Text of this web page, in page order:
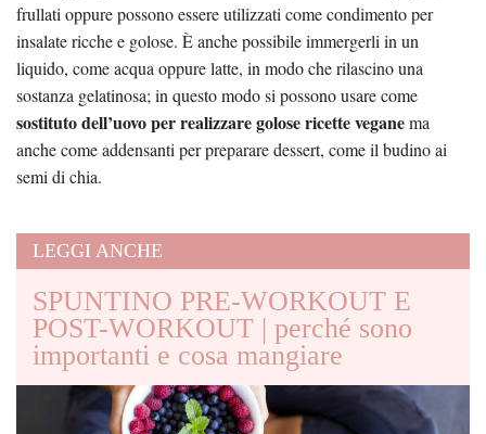
frullati oppure possono essere utilizzati come condimento per
insalate ricche e golose. È anche possibile immergerli in un
liquido, come acqua oppure latte, in modo che rilascino una
sostanza gelatinosa; in questo modo si possono usare come
sostituto dell’uovo per realizzare golose ricette veganema
anche come addensanti per preparare dessert, come il budino ai
semi di chia.
LEGGI ANCHE
SPUNTINO PRE-WORKOUT E
POST-WORKOUT | perché sono
importanti e cosa mangiare